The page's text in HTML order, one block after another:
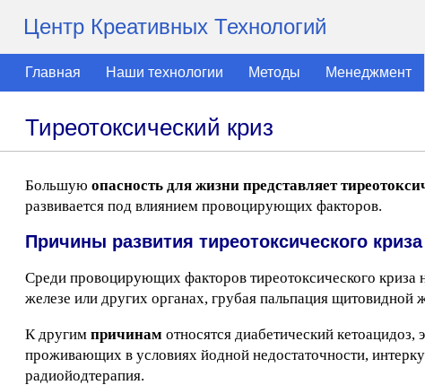
Центр Креативных Технологий
Главная Наши технологии Методы Менеджмент
Тиреотоксический криз
Большую опасность для жизни представляет
развивается под влиянием провоцирующих факторов.
Причины развития тиреотоксического криза
Среди провоцирующих факторов тиреотоксического криза
железе или других органах, грубая пальпация
К другим причинам относятся диабетический
проживающих в условиях йодной недостаточности,
радиойодтерапия.